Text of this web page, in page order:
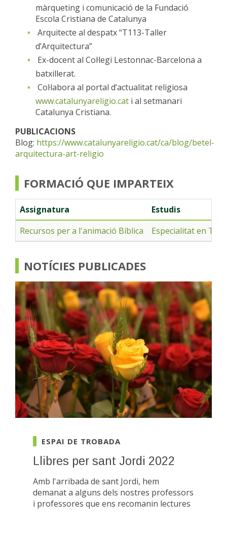
màrqueting i comunicació de la Fundació
Escola Cristiana de Catalunya
Arquitecte al despatx “T113-Taller
d’Arquitectura”
Ex-docent al Col·legi Lestonnac-Barcelona a
batxillerat.
Col·labora al portal d’actualitat religiosa
www.catalunyareligio.cat i al setmanari
Catalunya Cristiana.
PUBLICACIONS
Blog: https://www.catalunyareligio.cat/ca/blog/betel-
arquitectura-art-religio
FORMACIÓ QUE IMPARTEIX
Assignatura
Estudis
Recursos per a l'animació Bíblica
Especialitat en
NOTÍCIES PUBLICADES
ESPAI DE TROBADA
Llibres per sant Jordi 2022
Amb l'arribada de sant Jordi, hem
demanat a alguns dels nostres professors
i professores que ens recomanin lectures